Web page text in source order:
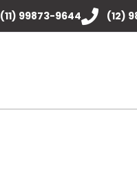
(11) 99873-9644 (12)